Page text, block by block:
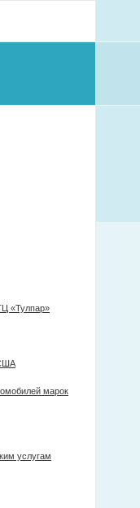
«Тулпар»
марок
услугам